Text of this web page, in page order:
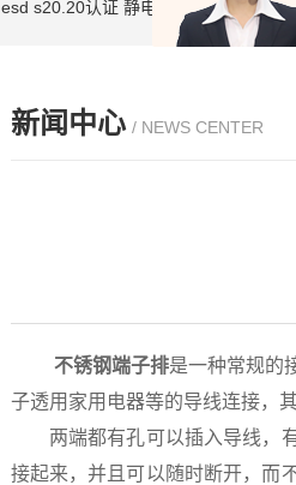
esd s20.20认证 静电防护培训 esd诊断
新闻中心 / NEWS CENTER
不锈钢端子排是一种常规的
子透用家用电器等的导线连接，
两端都有孔可以插入导线，有
接起来，并且可以随时断开，而